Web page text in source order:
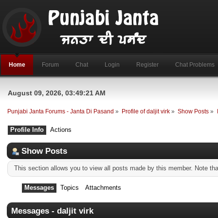
Home Forum Chat Login Register Chat Problems
August 09, 2026, 03:49:21 AM
Punjabi Janta Forums - Janta Di Pasand » Profile of daljit virk » Show Posts »
Profile Info Actions
Show Posts
This section allows you to view all posts made by this member. Note
Messages Topics Attachments
Messages - daljit virk